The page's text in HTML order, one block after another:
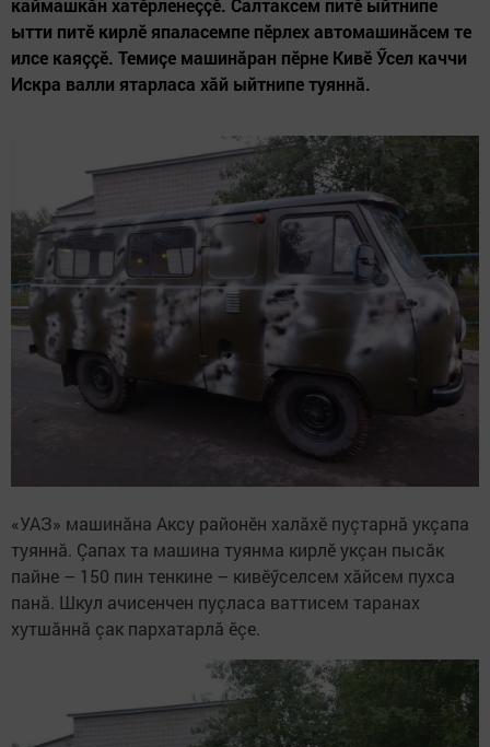
ытти питӗ кирлӗ япаласемпе пӗрлех автомашинăсем те
илсе каяççӗ. Темиçе машинăран пӗрне Кивӗ Ӳсел каччи
Искра валли ятарласа хăй ыйтнипе туяннă.
«УАЗ» машинăна Аксу районӗн халăхӗ пуçтарнă укçапа
туяннă. Çапах та машина туянма кирлӗ укçан пысăк
пайне – 150 пин тенкине – кивӗӳселсем хăйсем пухса
панă. Шкул ачисенчен пуçласа ваттисем таранах
хутшăннă çак пархатарлă ӗçе.